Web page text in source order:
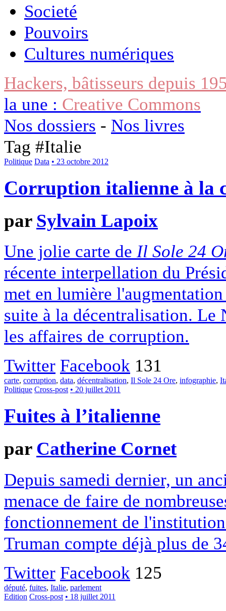
Societé
Pouvoirs
Cultures numériques
Hackers, bâtisseurs depuis
la une : Creative Commons
Nos dossiers - Nos livres
Tag #Italie
Politique Data • 23 octobre 2012
Corruption italienne à la
par Sylvain Lapoix
Une jolie carte de Il Sole 24
récente interpellation du
met en lumière
suite à la décentralisation. Le
les affaires de corruption.
Twitter Facebook 131
carte, corruption, data, décentralisation, Il Sole 24 Ore, infographie,
Politique Cross-post • 20 juillet 2011
Fuites à l’italienne
par Catherine Cornet
Depuis samedi dernier, un
menace de faire de
fonctionnement de
Truman compte déjà plus de
Twitter Facebook 125
député, fuites, Italie, parlement
Edition Cross-post • 18 juillet 2011